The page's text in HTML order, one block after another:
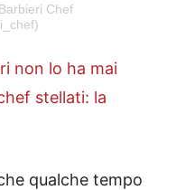
Chef
non lo ha mai
stellati: la
qualche tempo